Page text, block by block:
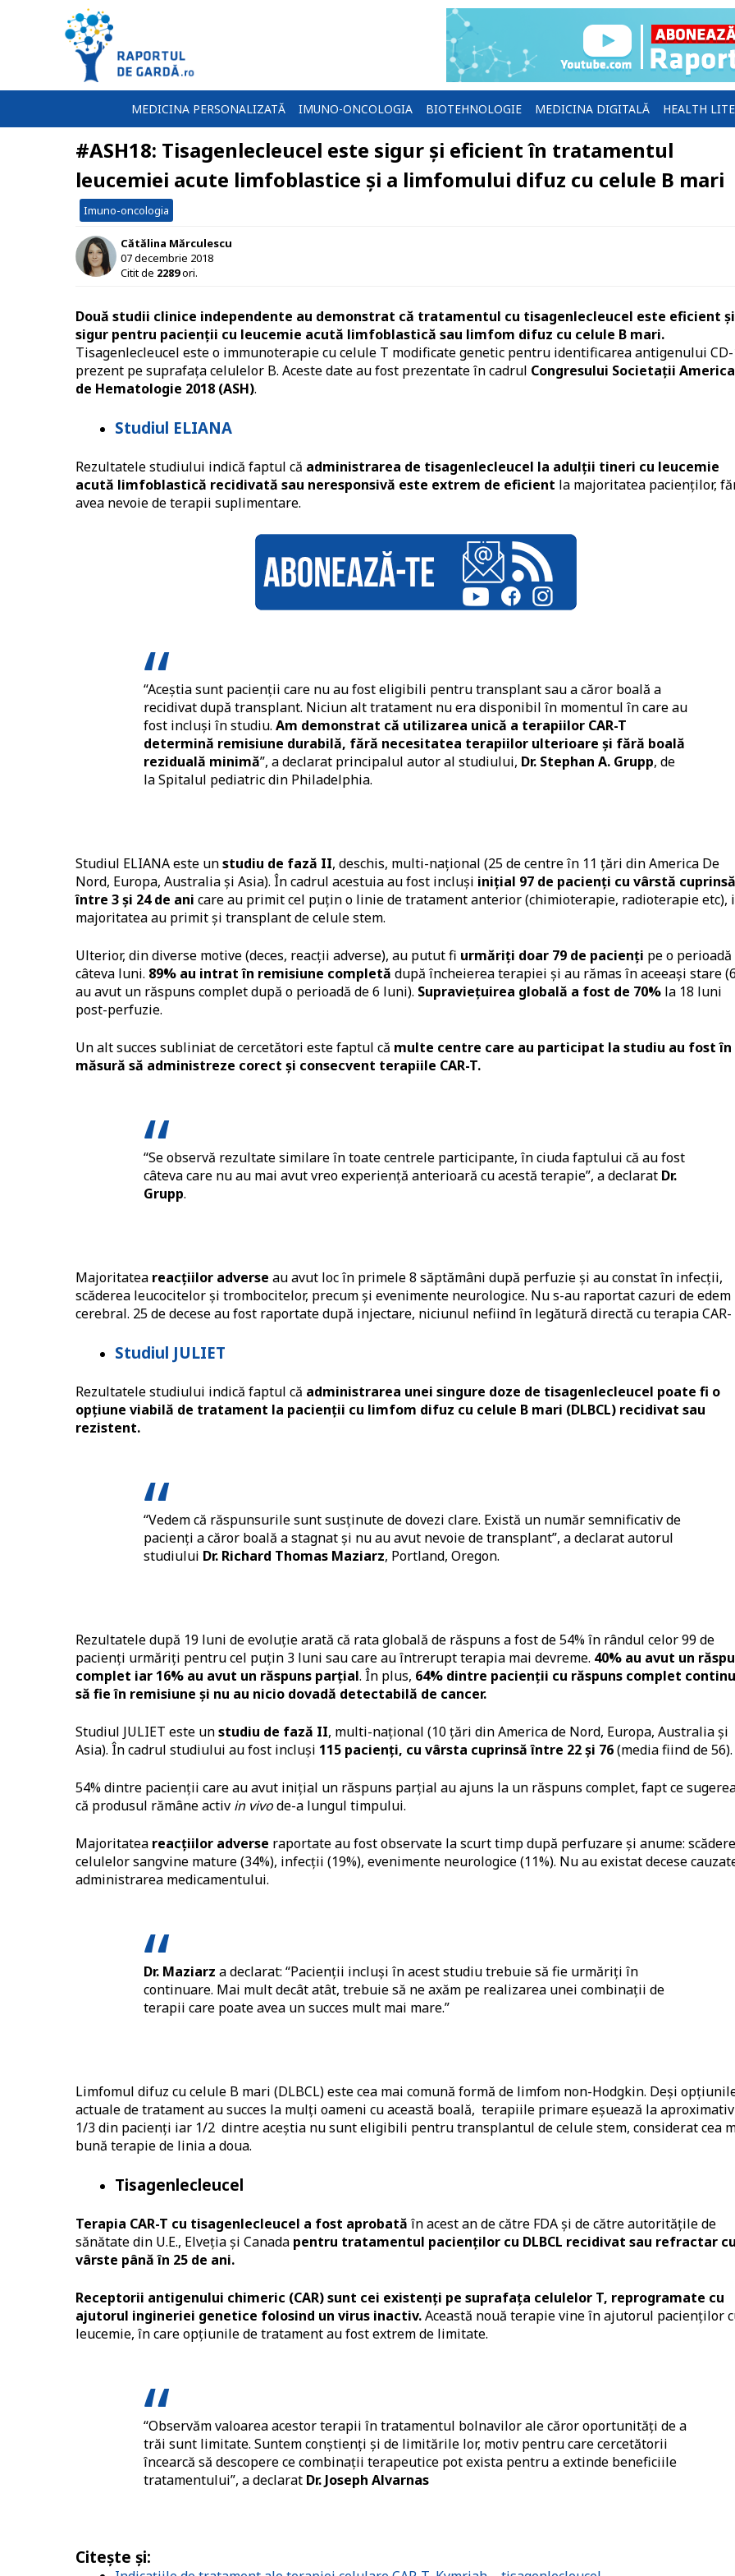
MEDICINA PERSONALIZATĂ IMUNO-ONCOLOGIA BIOTEHNOLOGIE MEDICINA DIGITALĂ HEALTH
#ASH18: Tisagenlecleucel este sigur și eficient în tratamentul
leucemiei acute limfoblastice și a limfomului difuz cu celule B mari
Imuno-oncologia
Cătălina Mărculescu
07 decembrie 2018
Citit de 2289ori.
Două studii clinice independente au demonstrat că tratamentul cu tisagenlecleucel este eficient și
sigur pentru pacienții cu leucemie acută limfoblastică sau limfom difuz cu celule B mari.
Tisagenlecleucel este o immunoterapie cu celule T modificate genetic pentru identificarea antigenului
prezent pe suprafața celulelor B. Aceste date au fost prezentate în cadrul Congresului Societații
de Hematologie 2018 (ASH).
Studiul ELIANA
Rezultatele studiului indică faptul că administrarea de tisagenlecleucel la adulții tineri cu leucemie
acută limfoblastică recidivată sau neresponsivă este extrem de eficient la majoritatea pacienților,
avea nevoie de terapii suplimentare.
“Aceștia sunt pacienții care nu au fost eligibili pentru transplant sau a căror boală a
recidivat după transplant. Niciun alt tratament nu era disponibil în momentul în care au
fost incluși în studiu. Am demonstrat că utilizarea unică a terapiilor CAR-T
determină remisiune durabilă, fără necesitatea terapiilor ulterioare și fără boală
reziduală minimă”, a declarat principalul autor al studiului, Dr. Stephan A. Grupp, de
la Spitalul pediatric din Philadelphia.
Studiul ELIANA este unstudiu de fază II, deschis, multi-național (25 de centre în 11 țări din America De
Nord, Europa, Australia și Asia). În cadrul acestuia au fost incluși inițial 97 de pacienți cu vârstă cuprinsă
între 3 și 24 de ani care au primit cel puțin o linie de tratament anterior (chimioterapie, radioterapie etc),
majoritatea au primit și transplant de celule stem.
Ulterior, din diverse motive (deces, reacții adverse), au putut fi urmăriți doar 79 de pacienți pe o perioadă
câteva luni. 89% au intrat în remisiune completă după încheierea terapiei și au rămas în aceeași stare
au avut un răspuns complet după o perioadă de 6 luni). Supraviețuirea globală a fost de 70% la 18 luni
post-perfuzie.
Un alt succes subliniat de cercetători este faptul că multe centre care au participat la studiu au fost în
măsură să administreze corect și consecvent terapiile CAR-T.
“Se observă rezultate similare în toate centrele participante, în ciuda faptului că au fost
câteva care nu au mai avut vreo experiență anterioară cu acestă terapie”, a declarat Dr.
Grupp.
Majoritatea reacțiilor adverse au avut loc în primele 8 săptămâni după perfuzie și au constat în infecții,
scăderea leucocitelor și trombocitelor, precum și evenimente neurologice. Nu s-au raportat cazuri de edem
cerebral. 25 de decese au fost raportate după injectare, niciunul nefiind în legătură directă cu terapia CAR-
Studiul JULIET
Rezultatele studiului indică faptul că administrarea unei singure doze de tisagenlecleucel poate fi o
opțiune viabilă de tratament la pacienții cu limfom difuz cu celule B mari (DLBCL) recidivat sau
rezistent.
“Vedem că răspunsurile sunt susținute de dovezi clare. Există un număr semnificativ de
pacienți a căror boală a stagnat și nu au avut nevoie de transplant”, a declarat autorul
studiului Dr. Richard Thomas Maziarz, Portland, Oregon.
Rezultatele după 19 luni de evoluție arată că rata globală de răspuns a fost de 54% în rândul celor 99 de
pacienți urmăriți pentru cel puțin 3 luni sau care au întrerupt terapia mai devreme. 40% au avut un
complet iar 16% au avut un răspuns parțial. În plus, 64% dintre pacienții cu răspuns complet
să fie în remisiune și nu au nicio dovadă detectabilă de cancer.
Studiul JULIET este unstudiu de fază II, multi-național (10 țări din America de Nord, Europa, Australia și
Asia). În cadrul studiului au fost incluși 115 pacienți, cu vârsta cuprinsă între 22 și 76(media fiind de 56).
54% dintre pacienții care au avut inițial un răspuns parțial au ajuns la un răspuns complet, fapt ce
că produsul rămâne activ in vivode-a lungul timpului.
Majoritatea reacțiilor adverse raportate au fost observate la scurt timp după perfuzare și anume:
celulelor sangvine mature (34%), infecții (19%), evenimente neurologice (11%). Nu au existat decese
administrarea medicamentului.
Dr. Maziarz a declarat: “Pacienții incluși în acest studiu trebuie să fie urmăriți în
continuare. Mai mult decât atât, trebuie să ne axăm pe realizarea unei combinații de
terapii care poate avea un succes mult mai mare.”
Limfomul difuz cu celule B mari (DLBCL) este cea mai comună formă de limfom non-Hodgkin. Deși
actuale de tratament au succes la mulți oameni cu această boală, terapiile primare eșuează la aproximativ
1/3 din pacienți iar 1/2 dintre aceștia nu sunt eligibili pentru transplantul de celule stem, considerat cea
bună terapie de linia a doua.
Tisagenlecleucel
Terapia CAR-T cu tisagenlecleucel a fost aprobată în acest an de către FDA și de către autoritățile de
sănătate din U.E., Elveția și Canada pentru tratamentul pacienților cu DLBCL recidivat sau refractar
vârste până în 25 de ani.
Receptorii antigenului chimeric (CAR) sunt cei existenți pe suprafața celulelor T, reprogramate cu
ajutorul ingineriei genetice folosind un virus inactiv.Această nouă terapie vine în ajutorul pacienților
leucemie, în care opțiunile de tratament au fost extrem de limitate.
“Observăm valoarea acestor terapii în tratamentul bolnavilor ale căror oportunități de a
trăi sunt limitate. Suntem conștienți și de limitările lor, motiv pentru care cercetătorii
încearcă să descopere ce combinații terapeutice pot exista pentru a extinde beneficiile
tratamentului”, a declarat Dr. Joseph Alvarnas
Citește și: